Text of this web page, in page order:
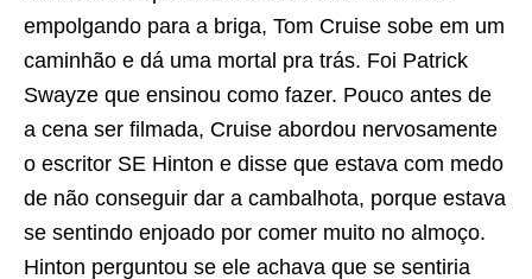
empolgando para a briga, Tom Cruise sobe em um
caminhão e dá uma mortal pra trás. Foi Patrick
Swayze que ensinou como fazer. Pouco antes de
a cena ser filmada, Cruise abordou nervosamente
o escritor SE Hinton e disse que estava com medo
de não conseguir dar a cambalhota, porque estava
se sentindo enjoado por comer muito no almoço.
Hinton perguntou se ele achava que se sentiria